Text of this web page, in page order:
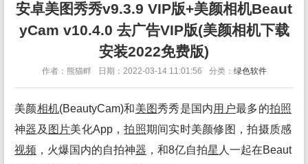
安卓美图秀秀v9.3.9 VIP版+美颜相机Beaut
yCam v10.4.0 去广告VIP版(美颜相机下载
安装2022免费版)
作者：熊猫畔 日期：2022-03-14 11:01:56 分类： 绿色软件
美颜相机(BeautyCam)和美图秀秀是国内用户最多的拍照
神器 及 图片美化App，拍照期间实时美颜修图，拍摄质感
视频 ，火爆国内的自拍神器 ，和8亿自拍星 人一起在Beaut